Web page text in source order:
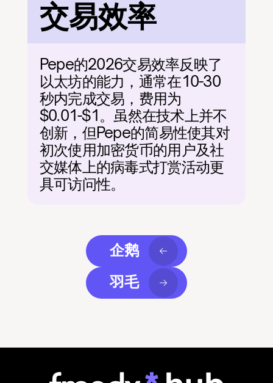
交易效率
Pepe的2026交易效率反映了
以太坊的能力，通常在10-30
秒内完成交易，费用为
$0.01-$1。虽然在技术上并不
创新，但Pepe的简易性使其对
初次使用加密货币的用户及社
交媒体上的病毒式打赏活动更
具可访问性。
企鹅
羽毛